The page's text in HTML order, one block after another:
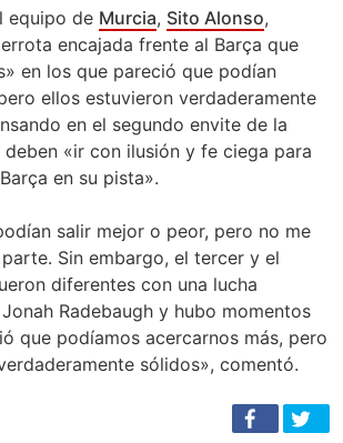
equipo de Murcia, Sito Alonso,
encajada frente al Barça que
en los que pareció que podían
ellos estuvieron verdaderamente
en el segundo envite de la
«ir con ilusión y fe ciega para
en su pista».
salir mejor o peor, pero no me
Sin embargo, el tercer y el
diferentes con una lucha
Radebaugh y hubo momentos
que podíamos acercarnos más, pero
sólidos», comentó.